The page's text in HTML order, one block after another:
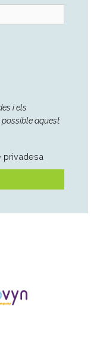
i els
aquest
privadesa